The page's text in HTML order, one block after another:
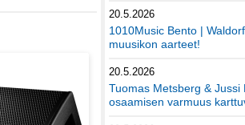
20.5.2026
1010Music Bento |
muusikon aarteet!
20.5.2026
Tuomas Metsberg & Jussi
osaamisen varmuus